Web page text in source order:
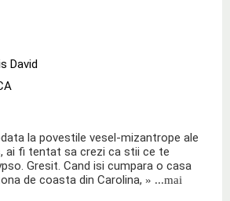
David
la povestile vesel-mizantrope ale
ai fi tentat sa crezi ca stii ce te
Gresit. Cand isi cumpara o casa
de coasta din Carolina, » ...mai